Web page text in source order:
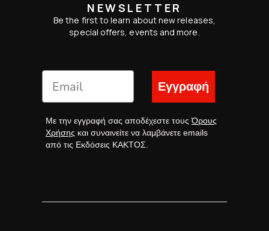
NEWSLETTER
Be the first to learn about new releases,
special offers, events and more.
Εγγραφή
Με την εγγραφή σας αποδέχεστε τουςΌρους
Χρήσης και συναινείτε να λαμβάνετε emails
από τις Εκδόσεις ΚΑΚΤΟΣ.